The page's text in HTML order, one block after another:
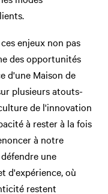
enjeux non pas
des opportunités
d'une Maison de
plusieurs atouts-
de l'innovation
à rester à la fois
à notre
une
d'expérience, où
restent